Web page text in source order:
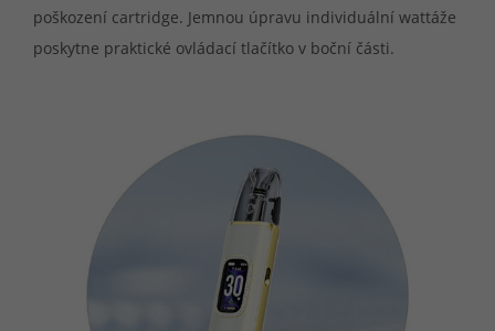
poškození cartridge. Jemnou úpravu individuální wattáže
poskytne praktické ovládací tlačítko v boční části.